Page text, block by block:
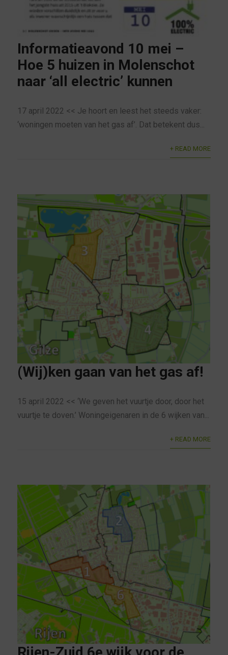
Informatieavond 10 mei –
Hoe 5 huizen in Molenschot
naar ‘all electric’ kunnen
17 april 2022 << Je hoort en leest het steeds vaker:
‘woningen moeten van het gas af’. Dat betekent dus...
+ READ MORE
(Wij)ken gaan van het gas af!
15 april 2022 << ‘We geven het vuurtje door, door het
vuurtje te doven.’ Woningeigenaren in de 6 wijken van...
+ READ MORE